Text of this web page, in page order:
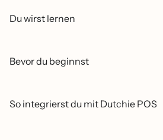
Du wirst lernen
Bevor du beginnst
So integrierst du mit Dutchie POS